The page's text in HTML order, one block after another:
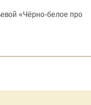
«Чёрно-белое про